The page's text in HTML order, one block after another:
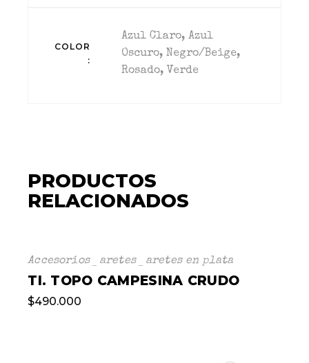
COLOR
Azul Claro, Azul
Oscuro, Negro/Beige,
Rosado, Verde
PRODUCTOS
RELACIONADOS
Accesorios aretes aretes en plata
TI. TOPO CAMPESINA CRUDO
$490.000